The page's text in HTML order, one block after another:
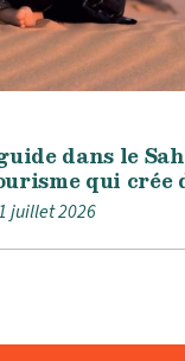
dans le
qui crée
juillet 2026